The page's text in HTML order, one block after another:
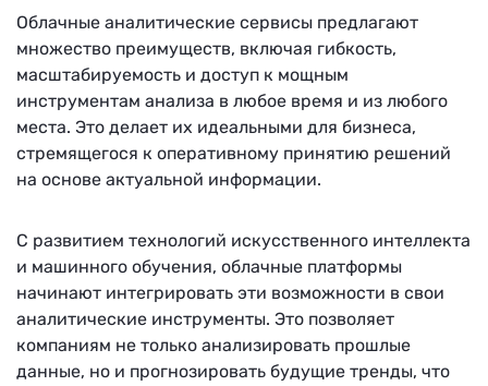
Облачные аналитические сервисы предлагают
множество преимуществ, включая гибкость,
масштабируемость и доступ к мощным
инструментам анализа в любое время и из любого
места. Это делает их идеальными для бизнеса,
стремящегося к оперативному принятию решений
на основе актуальной информации.
С развитием технологий искусственного интеллекта
и машинного обучения, облачные платформы
начинают интегрировать эти возможности в свои
аналитические инструменты. Это позволяет
компаниям не только анализировать прошлые
данные, но и прогнозировать будущие тренды, что